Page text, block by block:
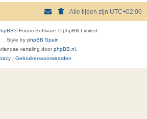
Alle tijden zijn UTC+02:00
® Forum Software © phpBB Limited
Style by phpBB Spain
vertaling doorphpBB.nl .
Gebruikersvoorwaarden